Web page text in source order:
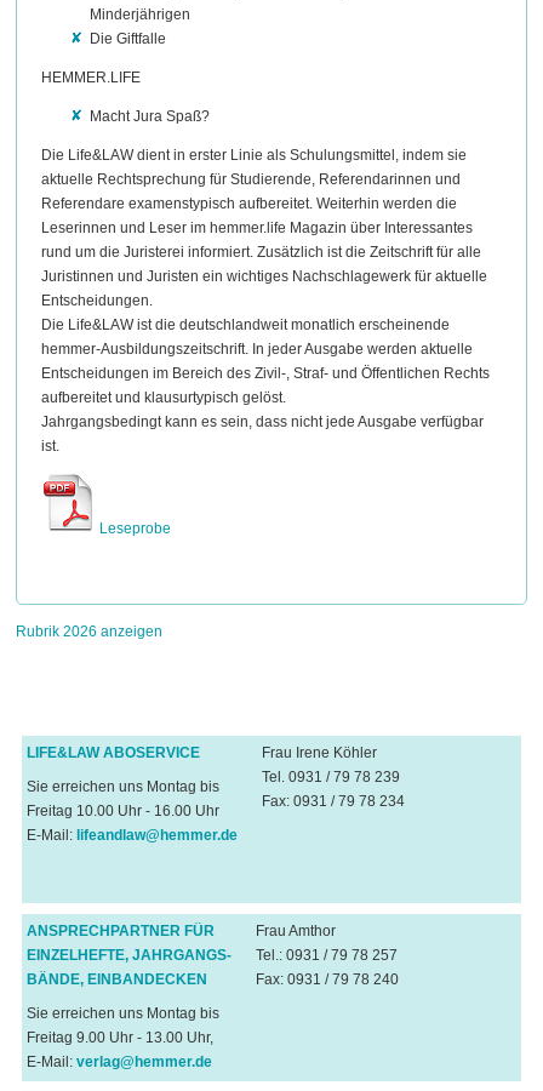
Minderjährigen
Die Giftfalle
HEMMER.LIFE
Macht Jura Spaß?
Die Life&LAW dient in erster Linie als Schulungsmittel, indem sie
aktuelle Rechtsprechung für Studierende, Referendarinnen und
Referendare examenstypisch aufbereitet. Weiterhin werden die
Leserinnen und Leser im hemmer.life Magazin über Interessantes
rund um die Juristerei informiert. Zusätzlich ist die Zeitschrift für alle
Juristinnen und Juristen ein wichtiges Nachschlagewerk für aktuelle
Entscheidungen.
Die Life&LAW ist die deutschlandweit monatlich erscheinende
hemmer-Ausbildungszeitschrift. In jeder Ausgabe werden aktuelle
Entscheidungen im Bereich des Zivil-, Straf- und Öffentlichen Rechts
aufbereitet und klausurtypisch gelöst.
Jahrgangsbedingt kann es sein, dass nicht jede Ausgabe verfügbar
ist.
Leseprobe
Rubrik 2026 anzeigen
LIFE&LAW ABOSERVICE
Sie erreichen uns Montag bis
Freitag 10.00 Uhr - 16.00 Uhr
E-Mail: lifeandlaw@hemmer.de
Frau Irene Köhler
Tel. 0931 / 79 78 239
Fax: 0931 / 79 78 234
ANSPRECHPARTNER FÜR
EINZELHEFTE, JAHRGANGS-
BÄNDE, EINBANDECKEN
Sie erreichen uns Montag bis
Freitag 9.00 Uhr - 13.00 Uhr,
E-Mail: verlag@hemmer.de
Frau Amthor
Tel.: 0931 / 79 78 257
Fax: 0931 / 79 78 240